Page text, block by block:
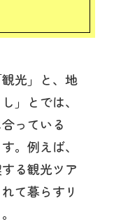
光」と、地
」とでは、
っている
。 例えば、
る観光ツア
て暮らすリ